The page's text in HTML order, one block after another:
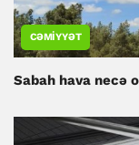
CƏMIYYƏT
Sabah hava necə